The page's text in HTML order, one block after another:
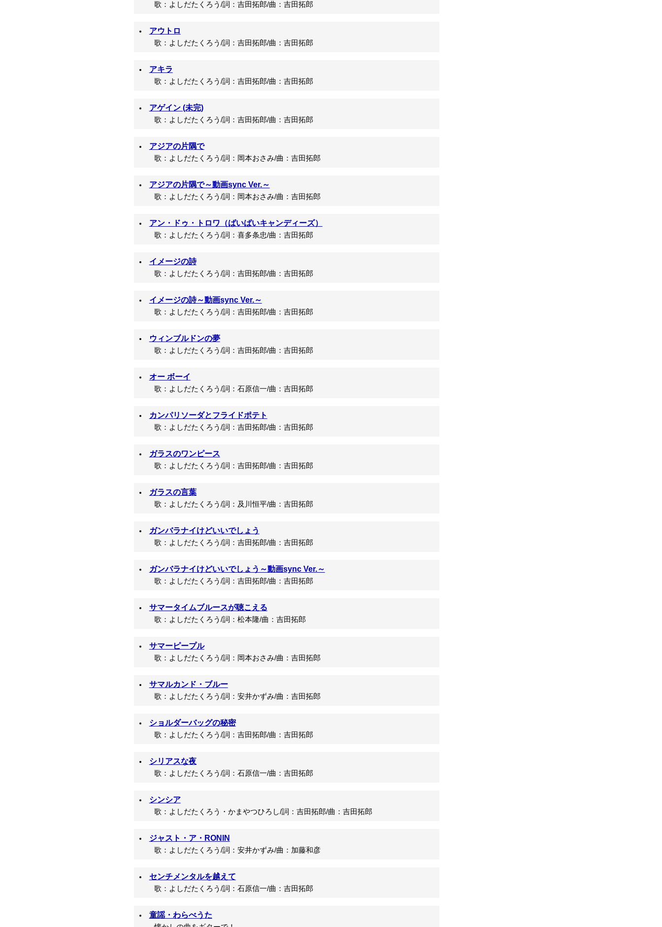
歌：よしだたくろう/詞：吉田拓郎/曲：吉田拓郎
アウトロ
歌：よしだたくろう/詞：吉田拓郎/曲：吉田拓郎
アキラ
歌：よしだたくろう/詞：吉田拓郎/曲：吉田拓郎
アゲイン (未完)
歌：よしだたくろう/詞：吉田拓郎/曲：吉田拓郎
アジアの片隅で
歌：よしだたくろう/詞：岡本おさみ/曲：吉田拓郎
アジアの片隅で～動画sync Ver.～
歌：よしだたくろう/詞：岡本おさみ/曲：吉田拓郎
アン・ドゥ・トロワ（ばいばいキャンディーズ）
歌：よしだたくろう/詞：喜多条忠/曲：吉田拓郎
イメージの詩
歌：よしだたくろう/詞：吉田拓郎/曲：吉田拓郎
イメージの詩～動画sync Ver.～
歌：よしだたくろう/詞：吉田拓郎/曲：吉田拓郎
ウィンブルドンの夢
歌：よしだたくろう/詞：吉田拓郎/曲：吉田拓郎
オー ボーイ
歌：よしだたくろう/詞：石原信一/曲：吉田拓郎
カンパリソーダとフライドポテト
歌：よしだたくろう/詞：吉田拓郎/曲：吉田拓郎
ガラスのワンピース
歌：よしだたくろう/詞：吉田拓郎/曲：吉田拓郎
ガラスの言葉
歌：よしだたくろう/詞：及川恒平/曲：吉田拓郎
ガンバラナイけどいいでしょう
歌：よしだたくろう/詞：吉田拓郎/曲：吉田拓郎
ガンバラナイけどいいでしょう～動画sync Ver.～
歌：よしだたくろう/詞：吉田拓郎/曲：吉田拓郎
サマータイムブルースが聴こえる
歌：よしだたくろう/詞：松本隆/曲：吉田拓郎
サマーピープル
歌：よしだたくろう/詞：岡本おさみ/曲：吉田拓郎
サマルカンド・ブルー
歌：よしだたくろう/詞：安井かずみ/曲：吉田拓郎
ショルダーバッグの秘密
歌：よしだたくろう/詞：吉田拓郎/曲：吉田拓郎
シリアスな夜
歌：よしだたくろう/詞：石原信一/曲：吉田拓郎
シンシア
歌：よしだたくろう・かまやつひろし/詞：吉田拓郎/曲：吉田拓郎
ジャスト・ア・RONIN
歌：よしだたくろう/詞：安井かずみ/曲：加藤和彦
センチメンタルを越えて
歌：よしだたくろう/詞：石原信一/曲：吉田拓郎
童謡・わらべうた